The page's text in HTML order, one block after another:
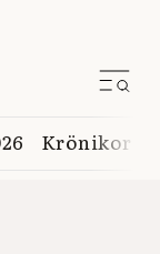
Krönikor